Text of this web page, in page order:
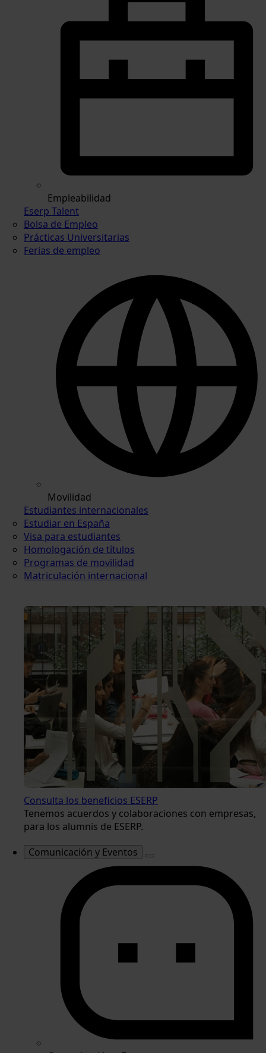
Empleabilidad
Eserp Talent
Bolsa de Empleo
Prácticas Universitarias
Ferias de empleo
Movilidad
Estudiantes internacionales
Estudiar en España
Visa para estudiantes
Homologación de títulos
Programas de movilidad
Matriculación internacional
Consulta los beneficios ESERP
Tenemos acuerdos y colaboraciones con empresas,
para los alumnis de ESERP.
Comunicación y Eventos